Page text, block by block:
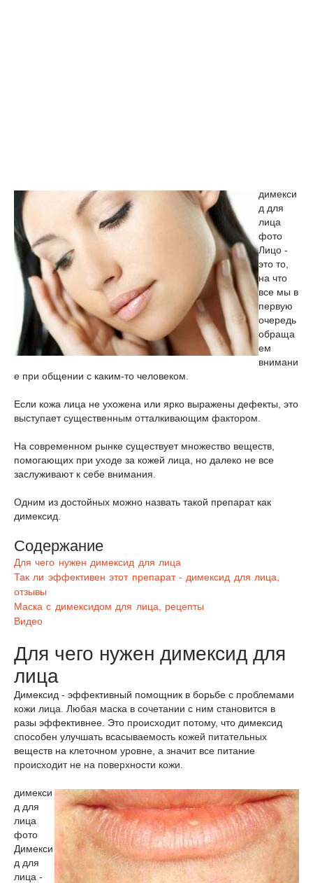
димекси
д для
лица
фото
Лицо -
это то,
на что
все мы в
первую
очередь
обраща
ем
внимани
е при общении с каким-то человеком.
Если кожа лица не ухожена или ярко выражены дефекты, это
выступает существенным отталкивающим фактором.
На современном рынке существует множество веществ,
помогающих при уходе за кожей лица, но далеко не все
заслуживают к себе внимания.
Одним из достойных можно назвать такой препарат как
димексид.
Содержание
Для чего нужен димексид для лица
Так ли эффективен этот препарат - димексид для лица,
отзывы
Маска с димексидом для лица, рецепты
Видео
Для чего нужен димексид для
лица
Димексид - эффективный помощник в борьбе с проблемами
кожи лица. Любая маска в сочетании с ним становится в
разы эффективнее. Это происходит потому, что димексид
способен улучшать всасываемость кожей питательных
веществ на клеточном уровне, а значит все питание
происходит не на поверхности кожи.
димекси
д для
лица
фото
Димекси
д для
лица -